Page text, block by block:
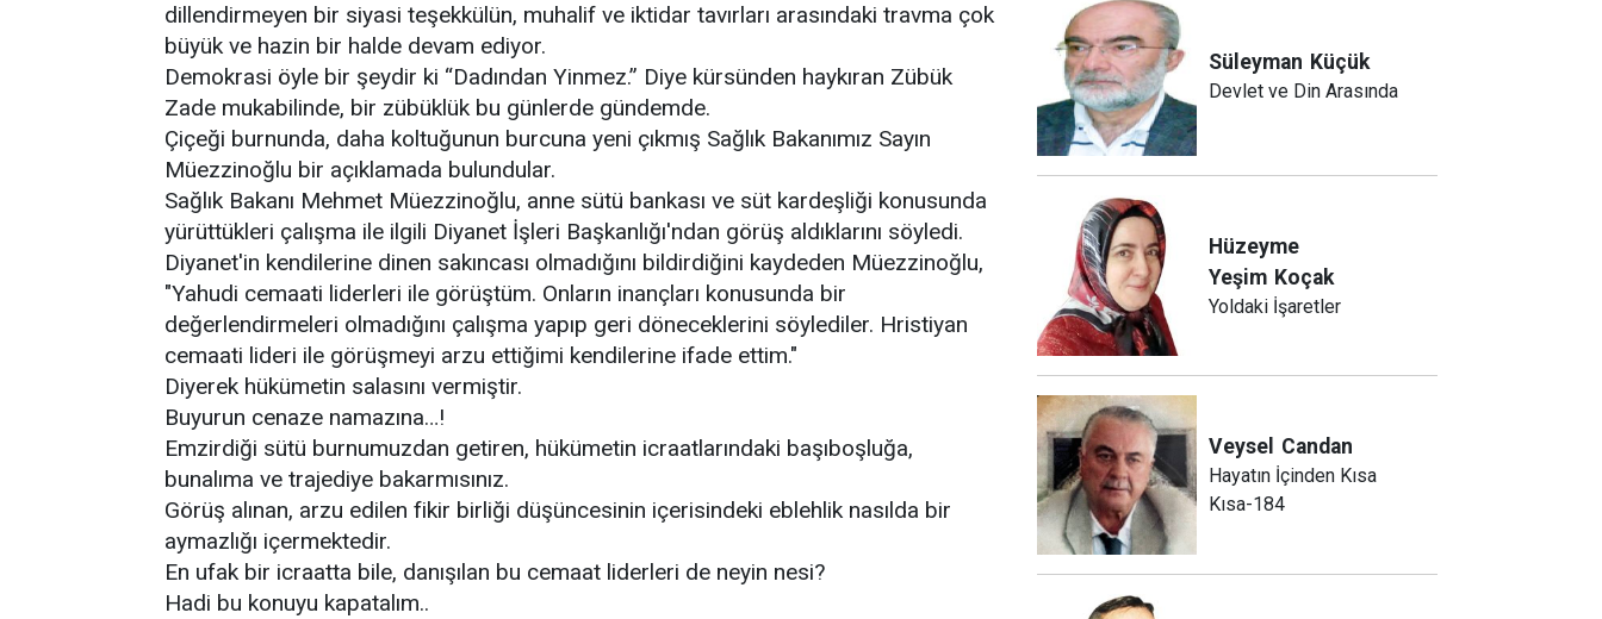
dillendirmeyen bir siyasi teşekkülün, muhalif ve iktidar tavırları arasındaki travma çok
büyük ve hazin bir halde devam ediyor.
Demokrasi öyle bir şeydir ki “Dadından Yinmez.” Diye kürsünden haykıran Zübük
Zade mukabilinde, bir zübüklük bu günlerde gündemde.
Çiçeği burnunda, daha koltuğunun burcuna yeni çıkmış Sağlık Bakanımız Sayın
Müezzinoğlu bir açıklamada bulundular.
Sağlık Bakanı Mehmet Müezzinoğlu, anne sütü bankası ve süt kardeşliği konusunda
yürüttükleri çalışma ile ilgili Diyanet İşleri Başkanlığı'ndan görüş aldıklarını söyledi.
Diyanet'in kendilerine dinen sakıncası olmadığını bildirdiğini kaydeden Müezzinoğlu,
"Yahudi cemaati liderleri ile görüştüm. Onların inançları konusunda bir
değerlendirmeleri olmadığını çalışma yapıp geri döneceklerini söylediler. Hristiyan
cemaati lideri ile görüşmeyi arzu ettiğimi kendilerine ifade ettim."
Diyerek hükümetin salasını vermiştir.
Buyurun cenaze namazına…!
Emzirdiği sütü burnumuzdan getiren, hükümetin icraatlarındaki başıboşluğa,
bunalıma ve trajediye bakarmısınız.
Görüş alınan, arzu edilen fikir birliği düşüncesinin içerisindeki eblehlik nasılda bir
aymazlığı içermektedir.
En ufak bir icraatta bile, danışılan bu cemaat liderleri de neyin nesi?
Hadi bu konuyu kapatalım..
Süleyman Küçük
Devlet ve Din Arasında
Hüzeyme
Yeşim Koçak
Yoldaki İşaretler
Veysel Candan
Hayatın İçinden Kısa
Kısa-184